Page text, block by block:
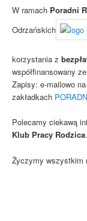
W ramach Poradni
Odrzańskich
korzystania z
współfinansowany
Zapisy: e-mailowo
zakładkach
Polecamy ciekawą
Klub Pracy Rodzica
Życzymy wszystkim